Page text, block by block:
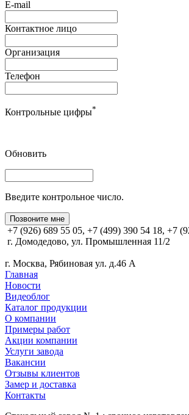
E-mail
Контактное лицо
Организация
Телефон
Контрольные цифры*
Обновить
Введите контрольное число.
Позвоните мне
+7 (926) 689 55 05, +7 (499) 390 54 18, +7
г. Домодедово, ул. Промышленная 11/2
г. Москва, Рябиновая ул. д.46 А
Главная
Новости
Видеоблог
Каталог продукции
О компании
Примеры работ
Акции компании
Услуги завода
Вакансии
Отзывы клиентов
Замер и доставка
Контакты